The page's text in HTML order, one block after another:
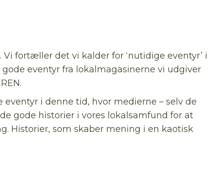
fortæller det vi kalder for ‘nutidige eventyr’ i
eventyr fra lokalmagasinerne vi udgiver
i denne tid, hvor medierne – selv de
gode historier i vores lokalsamfund for at
Historier, som skaber mening i en kaotisk